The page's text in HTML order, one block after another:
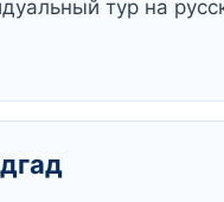
тур на